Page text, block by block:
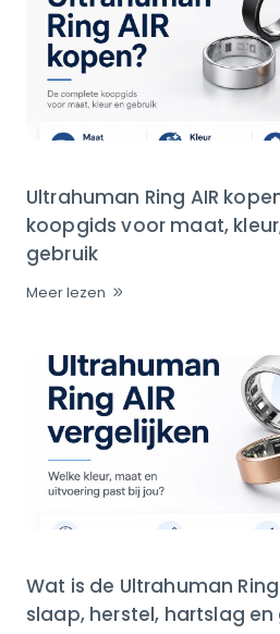
Ultrahuman Ring AIR
koopgids voor maat,
gebruik
Meer lezen
Wat is de Ultrahuman
slaap, herstel, hartslag